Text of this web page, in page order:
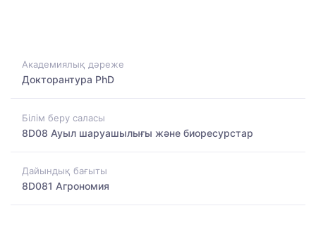
Академиялық дәреже
Докторантура PhD
Білім беру саласы
8D08 Ауыл шаруашылығы және биоресурстар
Дайындық бағыты
8D081 Агрономия